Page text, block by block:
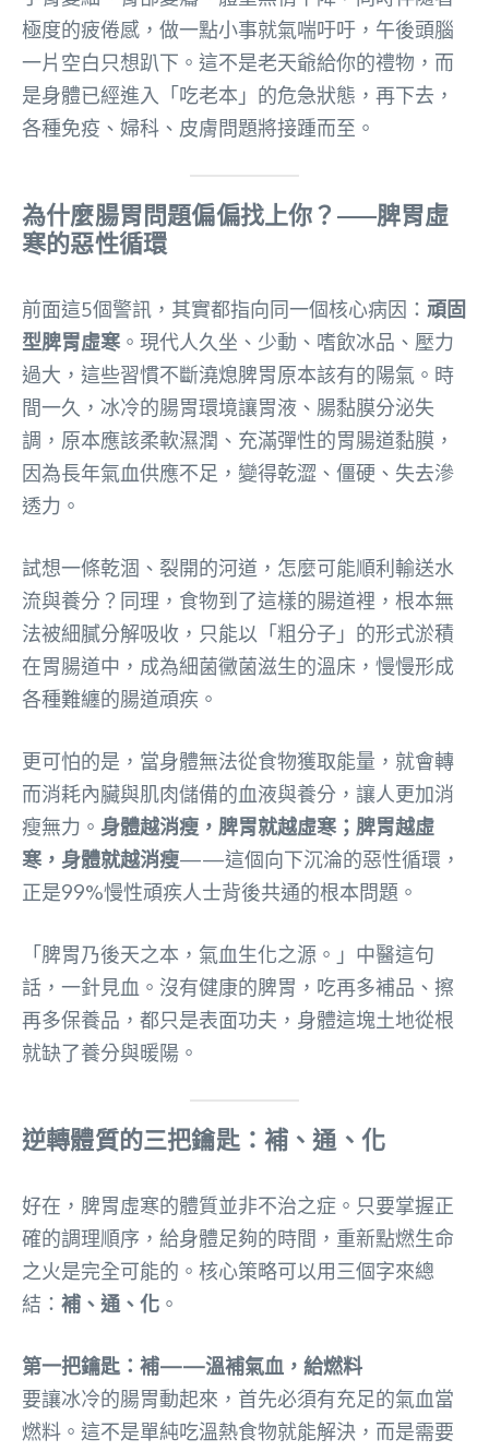
極度的疲倦感，做一點小事就氣喘吁吁，午後頭腦
一片空白只想趴下。這不是老天爺給你的禮物，而
是身體已經進入「吃老本」的危急狀態，再下去，
各種免疫、婦科、皮膚問題將接踵而至。
為什麼腸胃問題偏偏找上你？——脾胃虛
寒的惡性循環
前面這5個警訊，其實都指向同一個核心病因： 頑固
型脾胃虛寒 。現代人久坐、少動、嗜飲冰品、壓力
過大，這些習慣不斷澆熄脾胃原本該有的陽氣。時
間一久，冰冷的腸胃環境讓胃液、腸黏膜分泌失
調，原本應該柔軟濕潤、充滿彈性的胃腸道黏膜，
因為長年氣血供應不足，變得乾澀、僵硬、失去滲
透力。
試想一條乾涸、裂開的河道，怎麼可能順利輸送水
流與養分？同理，食物到了這樣的腸道裡，根本無
法被細膩分解吸收，只能以「粗分子」的形式淤積
在胃腸道中，成為細菌黴菌滋生的溫床，慢慢形成
各種難纏的腸道頑疾。
更可怕的是，當身體無法從食物獲取能量，就會轉
而消耗內臟與肌肉儲備的血液與養分，讓人更加消
瘦無力。 身體越消瘦，脾胃就越虛寒；脾胃越虛
寒，身體就越消瘦——這個向下沉淪的惡性循環，
正是99%慢性頑疾人士背後共通的根本問題。
「脾胃乃後天之本，氣血生化之源。」中醫這句
話，一針見血。沒有健康的脾胃，吃再多補品、擦
再多保養品，都只是表面功夫，身體這塊土地從根
就缺了養分與暖陽。
逆轉體質的三把鑰匙：補、通、化
好在，脾胃虛寒的體質並非不治之症。只要掌握正
確的調理順序，給身體足夠的時間，重新點燃生命
之火是完全可能的。核心策略可以用三個字來總
結： 補、通、化 。
第一把鑰匙：補——溫補氣血，給燃料
要讓冰冷的腸胃動起來，首先必須有充足的氣血當
燃料。這不是單純吃溫熱食物就能解決，而是需要